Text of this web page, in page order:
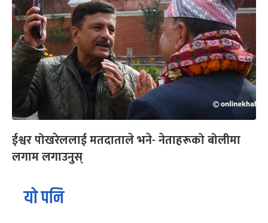
ईश्वर पोखरेललाई मतदाताले भने- नेताहरूको बोलीमा
लगाम लगाउनुस्
यो पनि